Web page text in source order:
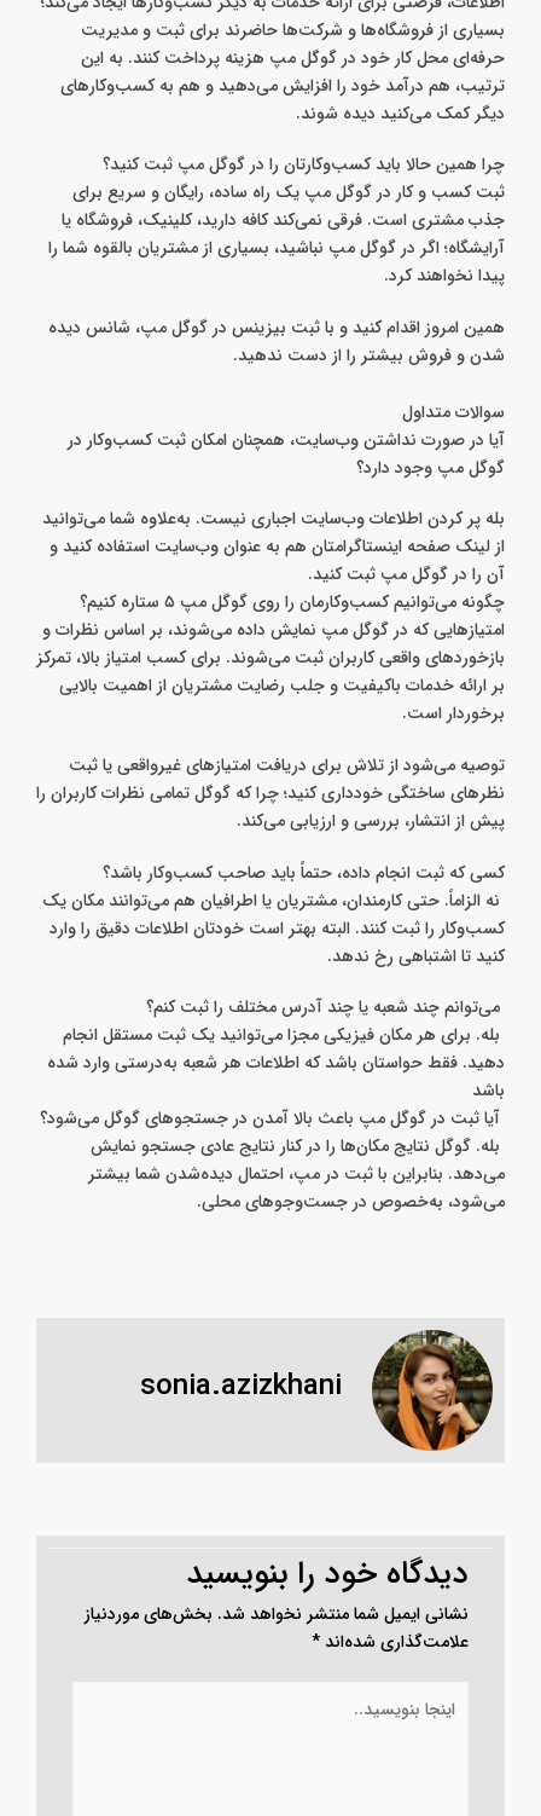
بسیاری از فروشگاه‌ها و شرکت‌ها حاضرند برای ثبت و مدیریت
حرفه‌ای محل کار خود در گوگل مپ هزینه پرداخت کنند. به این
ترتیب، هم درآمد خود را افزایش می‌دهید و هم به کسب‌وکارهای
دیگر کمک می‌کنید دیده شوند.
چرا همین حالا باید کسب‌وکارتان را در گوگل مپ ثبت کنید؟
ثبت کسب و کار در گوگل مپ یک راه ساده، رایگان و سریع برای
جذب مشتری است. فرقی نمی‌کند کافه دارید، کلینیک، فروشگاه یا
آرایشگاه؛ اگر در گوگل مپ نباشید، بسیاری از مشتریان بالقوه شما را
پیدا نخواهند کرد.
همین امروز اقدام کنید و با ثبت بیزینس در گوگل مپ، شانس دیده
شدن و فروش بیشتر را از دست ندهید.
سوالات متداول
آیا در صورت نداشتن وب‌سایت، همچنان امکان ثبت کسب‌وکار در
گوگل مپ وجود دارد؟
بله پر کردن اطلاعات وب‌سایت اجباری نیست. به‌علاوه شما می‌توانید
از لینک صفحه اینستاگرامتان هم به عنوان وب‌سایت استفاده کنید و
آن را در گوگل مپ ثبت کنید.
چگونه می‌توانیم کسب‌وکارمان را روی گوگل مپ ۵ ستاره کنیم؟
امتیازهایی که در گوگل مپ نمایش داده می‌شوند، بر اساس نظرات و
بازخوردهای واقعی کاربران ثبت می‌شوند. برای کسب امتیاز بالا، تمرکز
بر ارائه خدمات باکیفیت و جلب رضایت مشتریان از اهمیت بالایی
برخوردار است.
توصیه می‌شود از تلاش برای دریافت امتیازهای غیرواقعی یا ثبت
نظرهای ساختگی خودداری کنید؛ چرا که گوگل تمامی نظرات کاربران را
پیش از انتشار، بررسی و ارزیابی می‌کند.
کسی که ثبت انجام داده، حتماً باید صاحب کسب‌وکار باشد؟
نه الزاماً. حتی کارمندان، مشتریان یا اطرافیان هم می‌توانند مکان یک
کسب‌وکار را ثبت کنند. البته بهتر است خودتان اطلاعات دقیق را وارد
کنید تا اشتباهی رخ ندهد.
می‌توانم چند شعبه یا چند آدرس مختلف را ثبت کنم؟
بله. برای هر مکان فیزیکی مجزا می‌توانید یک ثبت مستقل انجام
دهید. فقط حواستان باشد که اطلاعات هر شعبه به‌درستی وارد شده
باشد
آیا ثبت در گوگل مپ باعث بالا آمدن در جستجوهای گوگل می‌شود؟
بله. گوگل نتایج مکان‌ها را در کنار نتایج عادی جستجو نمایش
می‌دهد. بنابراین با ثبت در مپ، احتمال دیده‌شدن شما بیشتر
می‌شود، به‌خصوص در جست‌وجوهای محلی.
sonia.azizkhani
دیدگاه‌ خود را بنویسید
نشانی ایمیل شما منتشر نخواهد شد. بخش‌های موردنیاز
علامت‌گذاری شده‌اند*
بنویسید..